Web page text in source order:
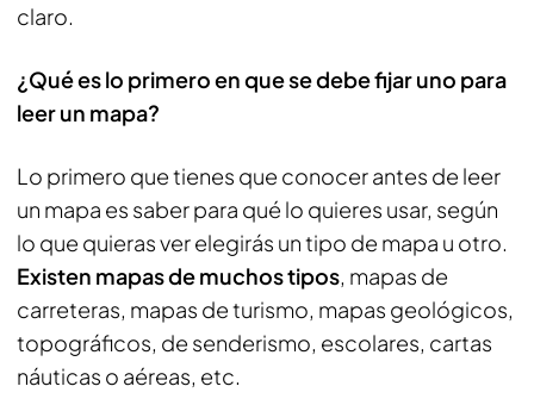
claro.
¿Qué es lo primero en que se debe fijar uno para
leer un mapa?
Lo primero que tienes que conocer antes de leer
un mapa es saber para qué lo quieres usar, según
lo que quieras ver elegirás un tipo de mapa u otro.
Existen mapas de muchos tipos, mapas de
carreteras, mapas de turismo, mapas geológicos,
topográficos, de senderismo, escolares, cartas
náuticas o aéreas, etc.